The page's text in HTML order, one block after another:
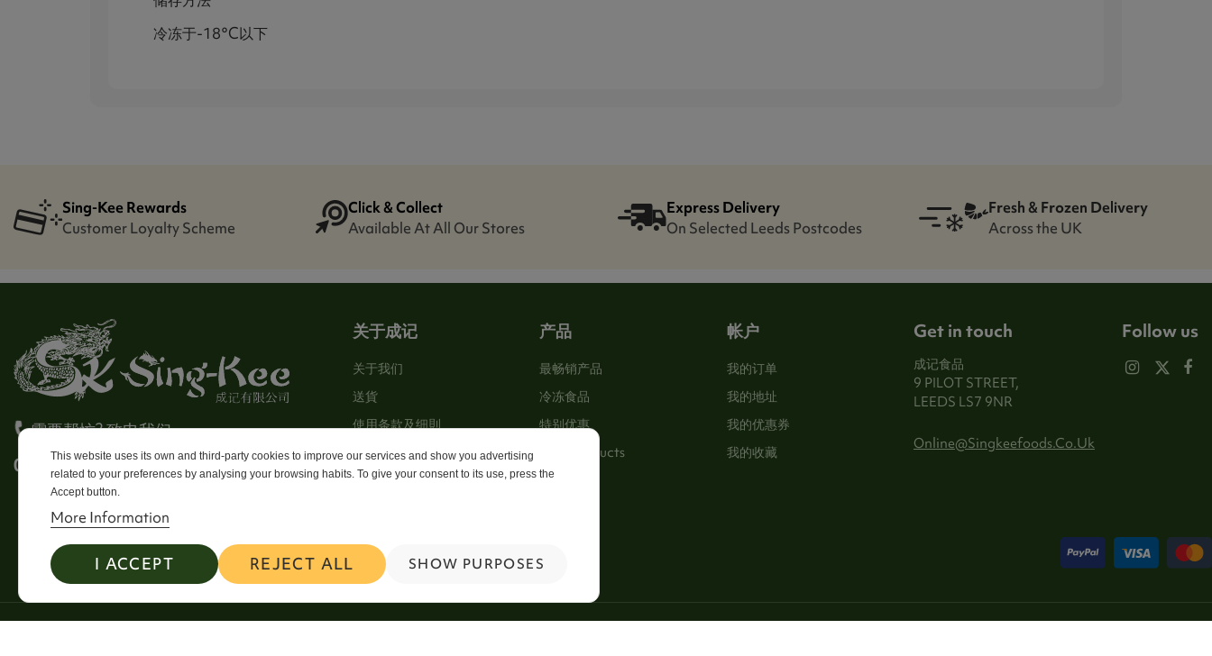
冷冻于-18°C以下
Sing-Kee Rewards
Customer Loyalty Scheme
Click & Collect
Available At All Our Stores
Express Delivery
On Selected Leeds Postcodes
Fresh & Frozen Delivery
Across the UK
需要帮忙? 致电我们
0113 246 8838 Option 4
关于成记
关于我们
送貨
使用条款及细則
Stores
Sitemap
产品
最畅销产品
冷冻食品
特别优惠
New Products
帐户
我的订单
我的地址
我的优惠券
我的收藏
Get in touch
成记食品
9 PILOT STREET,
LEEDS LS7 9NR
Online@singkeefoods.co.uk
This website uses its own and third-party cookies to improve our services and show you advertising
related to your preferences by analysing your browsing habits. To give your consent to its use, press the
Accept button.
More Information
I ACCEPT REJECT ALL SHOW PURPOSES
Follow us